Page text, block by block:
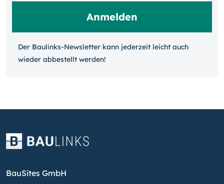
Der Baulinks-Newsletter kann jeder­zeit leicht auch
wieder ab­bestellt werden!
BauSites GmbH